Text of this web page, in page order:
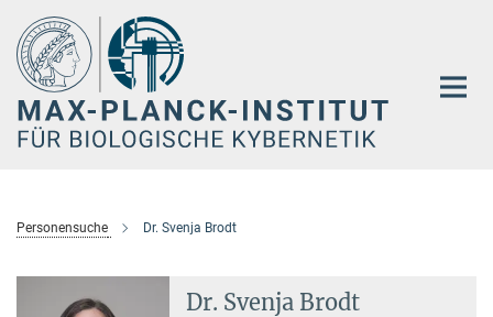
Hauptinhalt
Personensuche Dr. Svenja Brodt
Dr. Svenja Brodt